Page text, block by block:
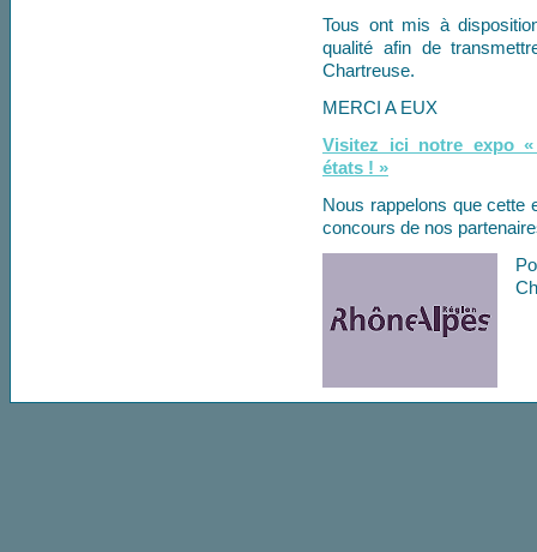
Tous ont mis à
qualité afin de
Chartreuse.
MERCI A EUX
Visitez ici notre expo
états ! »
Nous rappelons que cette
concours de nos